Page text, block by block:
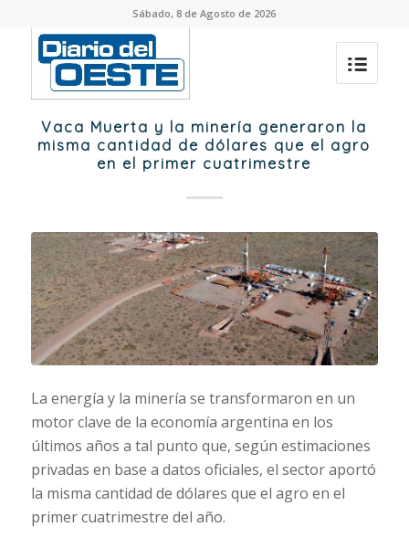
Sábado, 8 de Agosto de 2026
Vaca Muerta y la minería generaron la
misma cantidad de dólares que el agro
en el primer cuatrimestre
La energía y la minería se transformaron en un
motor clave de la economía argentina en los
últimos años a tal punto que, según estimaciones
privadas en base a datos oficiales, el sector aportó
la misma cantidad de dólares que el agro en el
primer cuatrimestre del año.